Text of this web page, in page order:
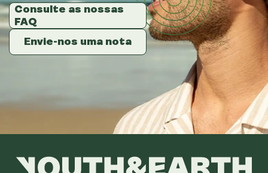
Consulte as nossas
FAQ
Envie-nos uma nota
Consulte as nossas
FAQ
Envie-nos uma nota
Consulte as nossas
FAQ
Envie-nos uma nota